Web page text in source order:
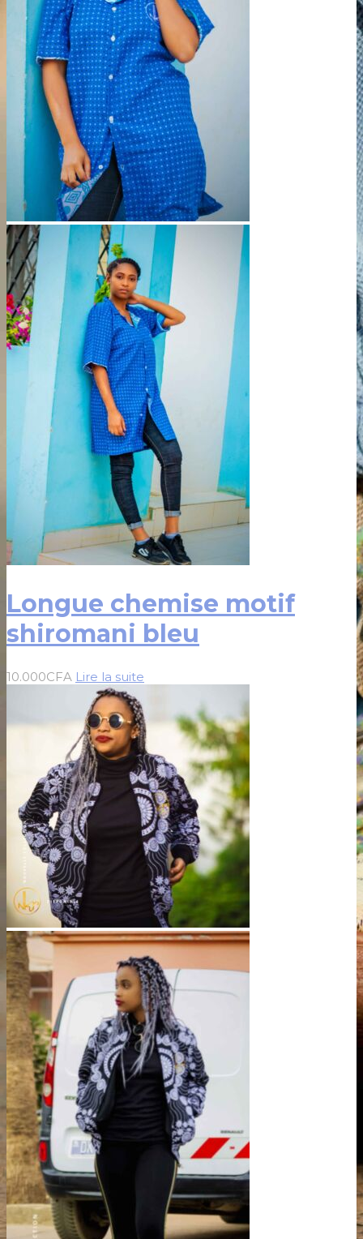
Longue chemise motif
shiromani bleu
10.000CFA Lire la suite